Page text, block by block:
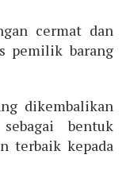
cermat dan
pemilik barang
dikembalikan
bentuk
terbaik kepada